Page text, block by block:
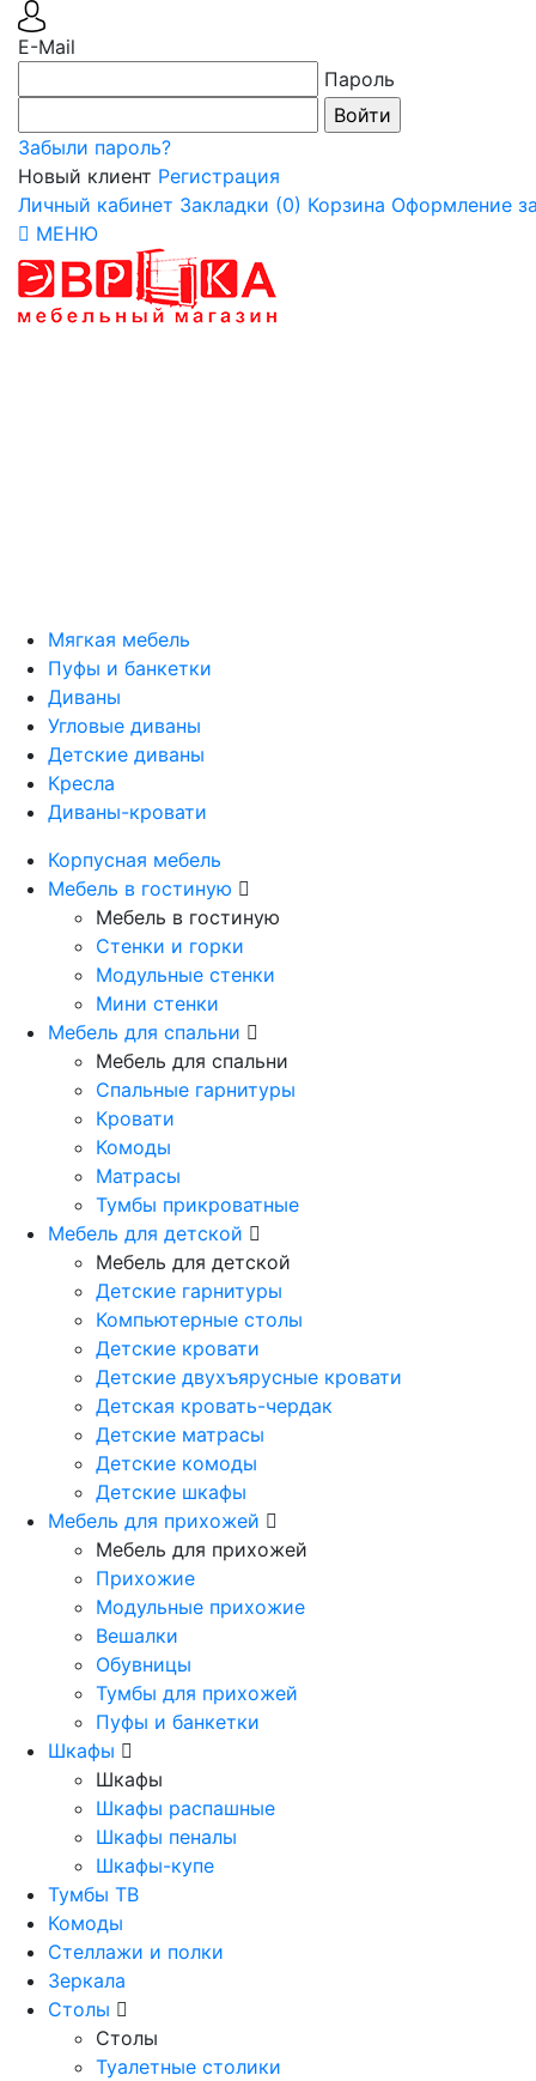
E-Mail
Пароль
Забыли пароль?
Новый клиент Регистрация
Личный кабинет Закладки (0) Корзина Оформление
МЕНЮ
Мягкая мебель
Пуфы и банкетки
Диваны
Угловые диваны
Детские диваны
Кресла
Диваны-кровати
Корпусная мебель
Мебель в гостиную
Мебель в гостиную
Стенки и горки
Модульные стенки
Мини стенки
Мебель для спальни
Мебель для спальни
Спальные гарнитуры
Кровати
Комоды
Матрасы
Тумбы прикроватные
Мебель для детской
Мебель для детской
Детские гарнитуры
Компьютерные столы
Детские кровати
Детские двухъярусные кровати
Детская кровать-чердак
Детские матрасы
Детские комоды
Детские шкафы
Мебель для прихожей
Мебель для прихожей
Прихожие
Модульные прихожие
Вешалки
Обувницы
Тумбы для прихожей
Пуфы и банкетки
Шкафы
Шкафы
Шкафы распашные
Шкафы пеналы
Шкафы-купе
Тумбы ТВ
Комоды
Стеллажи и полки
Зеркала
Столы
Столы
Туалетные столики